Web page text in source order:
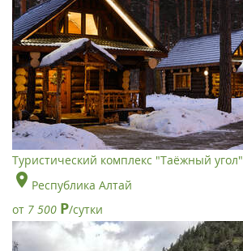
Туристический комплекс "Таёжный угол"
Республика Алтай
от 7 500 Р/сутки